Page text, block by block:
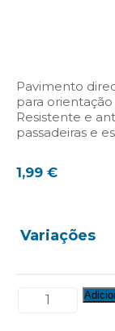
Pavimento
para
Resistente e
passadeiras e
1,99 €
Variações
Quantidade